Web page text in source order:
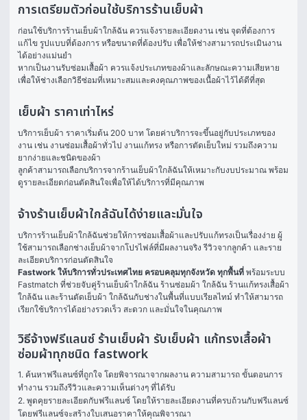
การเตรียมตัวก่อนใช้บริการร้านเย็บผ้า
ก่อนใช้บริการร้านเย็บผ้าใกล้ฉัน ควรแจ้งรายละเอียดงาน เช่น จุดที่ต้องการ
แก้ไข รูปแบบที่ต้องการ หรือขนาดที่ต้องปรับ เพื่อให้ช่างสามารถประเมินงาน
ได้อย่างแม่นยำ
หากเป็นงานรับซ่อมเสื้อผ้า ควรแจ้งประเภทของผ้าและลักษณะความเสียหาย
เพื่อให้ช่างเลือกวิธีซ่อมที่เหมาะสมและคงคุณภาพของเนื้อผ้าไว้ได้ดีที่สุด
เย็บผ้า ราคาเท่าไหร่
บริการเย็บผ้า ราคาเริ่มต้น 200 บาท โดยค่าบริการจะขึ้นอยู่กับประเภทของ
งาน เช่น งานซ่อมเสื้อผ้าทั่วไป งานแก้ทรง หรือการตัดเย็บใหม่ รวมถึงความ
ยากง่ายและชนิดของผ้า
ลูกค้าสามารถเลือกบริการจากร้านเย็บผ้าใกล้ฉันให้เหมาะกับงบประมาณ พร้อม
ดูรายละเอียดก่อนตัดสินใจเพื่อให้ได้บริการที่มีคุณภาพ
จ้างร้านเย็บผ้าใกล้ฉันได้ง่ายและมั่นใจ
บริการร้านเย็บผ้าใกล้ฉันช่วยให้การซ่อมเสื้อผ้าและปรับแก้ทรงเป็นเรื่องง่าย ผู้
ใช้สามารถเลือกช่างเย็บผ้าจากโปรไฟล์ที่มีผลงานจริง รีวิวจากลูกค้า และราย
ละเอียดบริการก่อนตัดสินใจ
Fastwork ให้บริการทั่วประเทศไทย ครอบคลุมทุกจังหวัด ทุกพื้นที่ พร้อมระบบ
Fastmatch ที่ช่วยจับคู่ร้านเย็บผ้าใกล้ฉัน ร้านซ่อมผ้า ใกล้ฉัน ร้านแก้ทรงเสื้อผ้า
ใกล้ฉัน และร้านตัดเย็บผ้า ใกล้ฉันกับช่างในพื้นที่แบบเรียลไทม์ ทำให้สามารถ
เรียกใช้บริการได้อย่างรวดเร็ว สะดวก และมั่นใจในคุณภาพ
วิธีจ้างฟรีแลนซ์ ร้านเย็บผ้า รับเย็บผ้า แก้ทรงเสื้อผ้า
ซ่อมผ้าทุกชนิด fastwork
1. ค้นหาฟรีแลนซ์ที่ถูกใจ โดยพิจารณาจากผลงาน ความสามารถ ขั้นตอนการ
ทำงาน รวมถึงรีวิวและความเห็นต่างๆ ที่ได้รับ
2. พูดคุยรายละเอียดกับฟรีแลนซ์ โดยให้รายละเอียดงานที่ครบถ้วนกับฟรีแลนซ์
โดยฟรีแลนซ์จะสร้างใบเสนอราคาให้คุณพิจารณา